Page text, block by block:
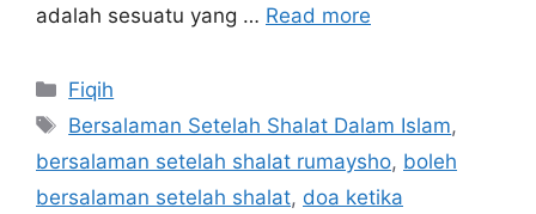
adalah sesuatu yang … Read more
Categories
Fiqih
Tags
Bersalaman Setelah Shalat Dalam Islam,
bersalaman setelah shalat rumaysho, boleh
bersalaman setelah shalat, doa ketika